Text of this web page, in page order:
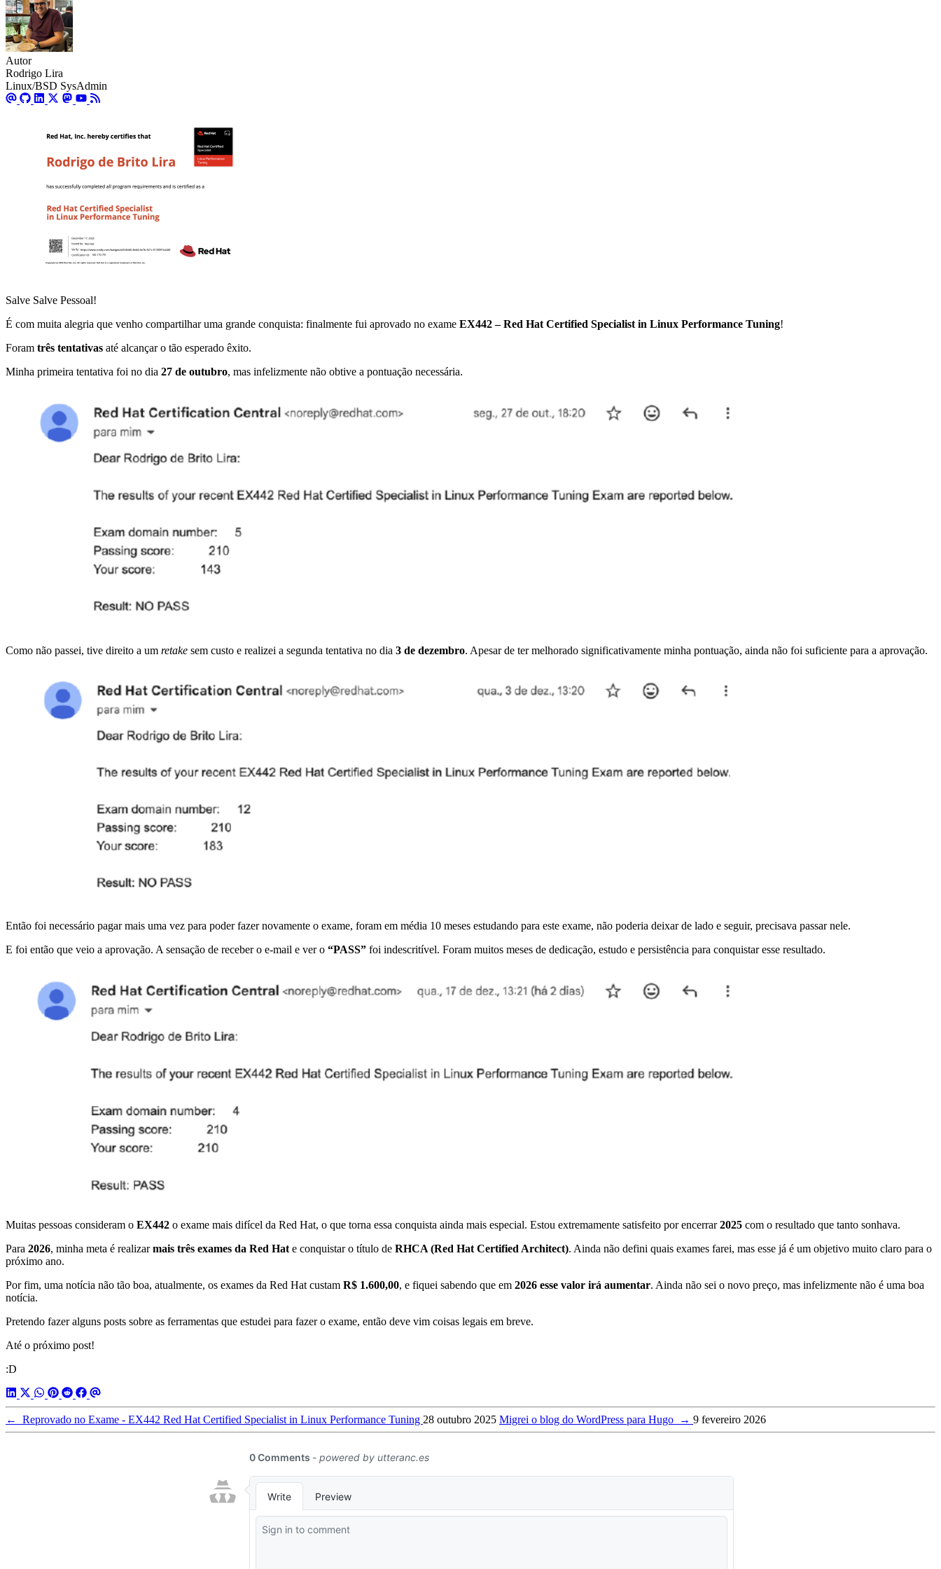
Autor
Rodrigo Lira
Linux/BSD SysAdmin
Salve Salve Pessoal!
É com muita alegria que venho compartilhar uma grande conquista: finalmente fui aprovado no exame EX442 – Red Hat Certified Specialist in Linux Performance Tuning!
Foram três tentativas até alcançar o tão esperado êxito.
Minha primeira tentativa foi no dia 27 de outubro, mas infelizmente não obtive a pontuação necessária.
Como não passei, tive direito a um retake sem custo e realizei a segunda tentativa no dia 3 de dezembro. Apesar de ter melhorado significativamente minha pontuação, ainda não foi suficiente para a aprovação.
Então foi necessário pagar mais uma vez para poder fazer novamente o exame, foram em média 10 meses estudando para este exame, não poderia deixar de lado e seguir, precisava passar nele.
E foi então que veio a aprovação. A sensação de receber o e-mail e ver o “PASS” foi indescritível. Foram muitos meses de dedicação, estudo e persistência para conquistar esse resultado.
Muitas pessoas consideram o EX442 o exame mais difícel da Red Hat, o que torna essa conquista ainda mais especial. Estou extremamente satisfeito por encerrar2025 com o resultado que tanto sonhava.
Para 2026, minha meta é realizarmais três exames da Red Hate conquistar o título de RHCA (Red Hat Certified Architect). Ainda não defini quais exames farei, mas esse já é um objetivo muito claro para o
próximo ano.
Por fim, uma notícia não tão boa, atualmente, os exames da Red Hat custam R$ 1.600,00, e fiquei sabendo que em 2026 esse valor irá aumentar. Ainda não sei o novo preço, mas infelizmente não é uma boa
notícia.
Pretendo fazer alguns posts sobre as ferramentas que estudei para fazer o exame, então deve vim coisas legais em breve.
Até o próximo post!
:D
← Reprovado no Exame - EX442 Red Hat Certified Specialist in Linux Performance Tuning 28 outubro 2025 Migrei o blog do WordPress para Hugo → 9 fevereiro 2026